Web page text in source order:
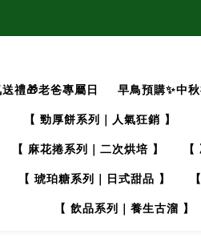
⚠️請
禮🎁老爸專屬日 早鳥預購✨中
【 勁厚餅系列｜人氣狂銷 】
【 麻花捲系列｜二次烘培 】
【 琥珀糖系列｜日式甜品 】
【 飲品系列｜養生古溜 】